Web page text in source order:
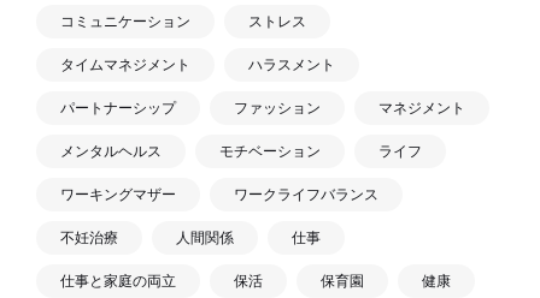
コミュニケーション ストレス
タイムマネジメント ハラスメント
パートナーシップ ファッション マネジメント
メンタルヘルス モチベーション ライフ
ワーキングマザー ワークライフバランス
不妊治療 人間関係 仕事
仕事と家庭の両立 保活 保育園 健康